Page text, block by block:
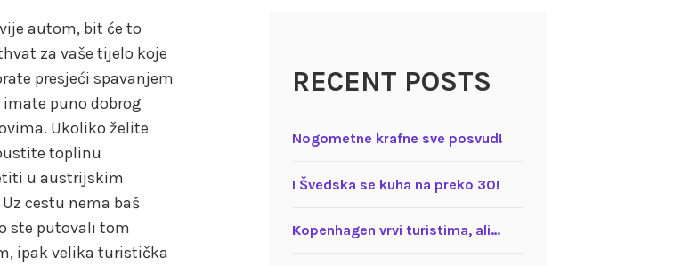
autom, bit će to
za vaše tijelo koje
presjeći spavanjem
puno dobrog
Ukoliko želite
toplinu
u austrijskim
cestu nema baš
ste putovali tom
ipak velika turistička
RECENT POSTS
Nogometne krafne sve posvud!
I Švedska se kuha na preko 30!
Kopenhagen vrvi turistima, ali…